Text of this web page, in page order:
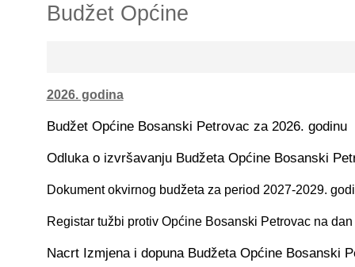
Budžet Općine
2026. godina
Budžet Općine Bosanski Petrovac za 2026. godinu
Odluka o izvršavanju Budžeta Općine Bosanski
Dokument okvirnog budžeta za period 2027-2029.
Registar tužbi protiv Općine Bosanski Petrovac na
Nacrt Izmjena i dopuna Budžeta Općine Bosanski